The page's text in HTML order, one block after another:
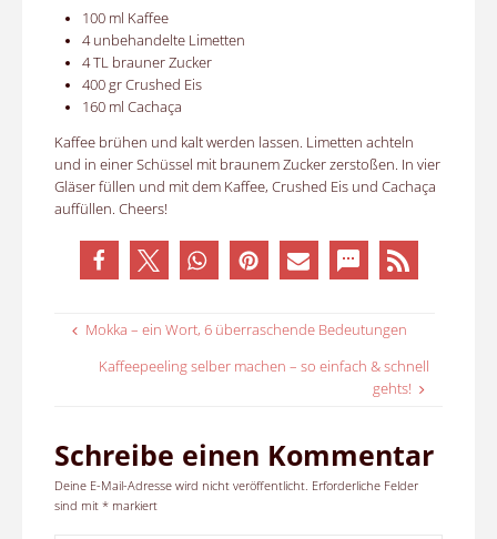
100 ml Kaffee
4 unbehandelte Limetten
4 TL brauner Zucker
400 gr Crushed Eis
160 ml Cachaça
Kaffee brühen und kalt werden lassen. Limetten achteln
und in einer Schüssel mit braunem Zucker zerstoßen. In vier
Gläser füllen und mit dem Kaffee, Crushed Eis und Cachaça
auffüllen. Cheers!
Mokka – ein Wort, 6 überraschende Bedeutungen
Kaffeepeeling selber machen – so einfach & schnell
gehts!
Schreibe einen Kommentar
Deine E-Mail-Adresse wird nicht veröffentlicht. Erforderliche Felder
sind mit *markiert